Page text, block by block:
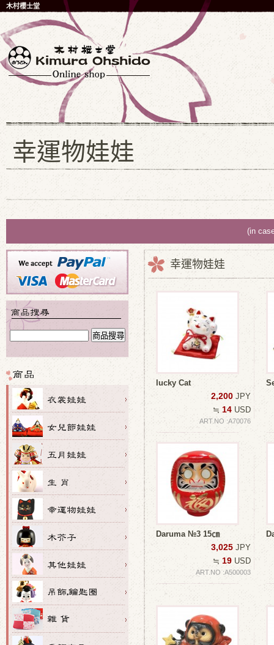
木村櫻士堂
幸運物娃娃
(in
幸運物娃娃
lucky Cat
2,200 JPY
≒ 14 USD
ART.NO :A70076
Daruma №3 15㎝
3,025 JPY
≒ 19 USD
ART.NO :A500003